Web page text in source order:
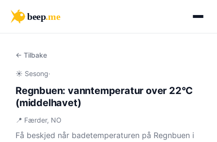
beep.me
← Tilbake
☀️ Sesong·
Regnbuen: vanntemperatur over 22°C
(middelhavet)
📍 Færder, NO
Få beskjed når badetemperaturen på Regnbuen i